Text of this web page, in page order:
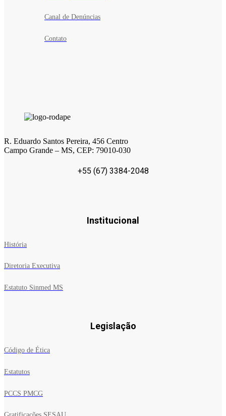
Canal de Denúncias
Contato
R. Eduardo Santos Pereira, 456 Centro
Campo Grande – MS, CEP: 79010-030
+55 (67) 3384-2048
Institucional
História
Diretoria Executiva
Estatuto Sinmed MS
Legislação
Código de Ética
Estatutos
PCCS PMCG